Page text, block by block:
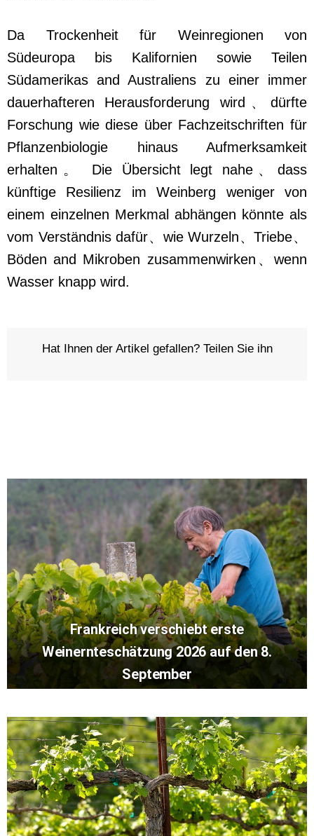
Da Trockenheit für Weinregionen von
Südeuropa bis Kalifornien sowie Teilen
Südamerikas and Australiens zu einer immer
dauerhafteren Herausforderung wird、dürfte
Forschung wie diese über Fachzeitschriften für
Pflanzenbiologie hinaus Aufmerksamkeit
erhalten。 Die Übersicht legt nahe、dass
künftige Resilienz im Weinberg weniger von
einem einzelnen Merkmal abhängen könnte als
vom Verständnis dafür、wie Wurzeln、Triebe、
Böden and Mikroben zusammenwirken、wenn
Wasser knapp wird.
Hat Ihnen der Artikel gefallen? Teilen Sie ihn
Frankreich verschiebt erste
Weinernteschätzung 2026 auf den 8.
September